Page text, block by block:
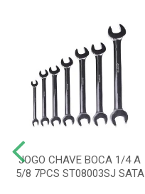
JOGO CHAVE BOCA 1/4 A
5/8 7PCS ST08003SJ SATA